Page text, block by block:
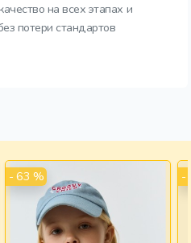
на всех этапах и
потери стандартов
- 63 % -